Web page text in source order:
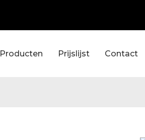
Producten Prijslijst Contact